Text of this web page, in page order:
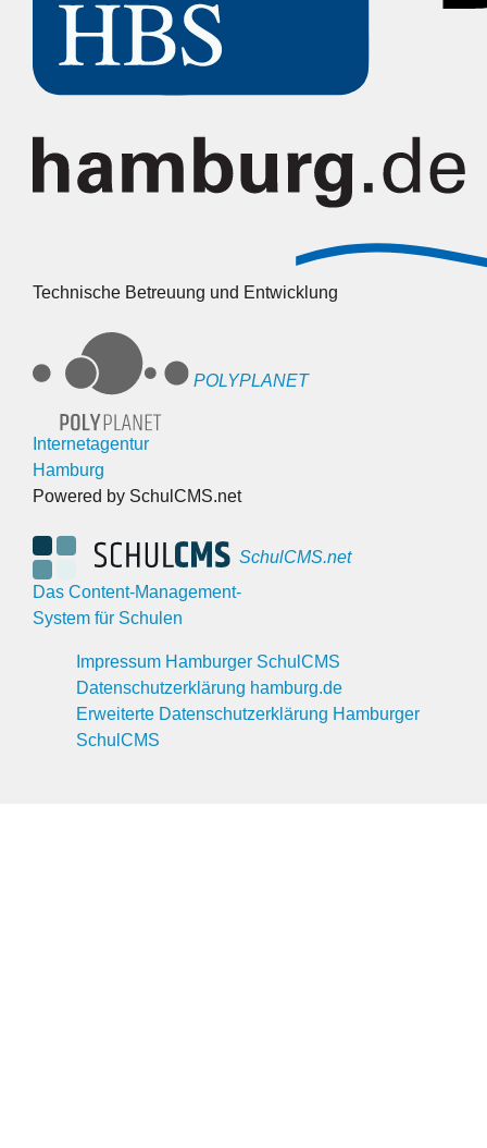
Technische Betreuung und Entwicklung
POLYPLANET
Internetagentur
Hamburg
Powered by SchulCMS.net
SchulCMS.net
Das Content-Management-
System für Schulen
Impressum Hamburger SchulCMS
Datenschutzerklärung hamburg.de
Erweiterte Datenschutzerklärung Hamburger
SchulCMS